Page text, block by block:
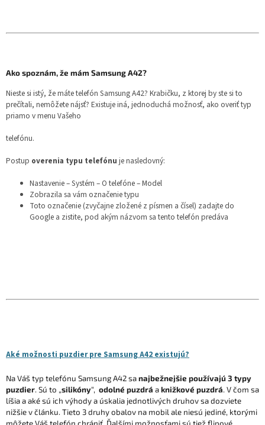
Ako spoznám, že mám Samsung A42?
Nieste si istý, že máte telefón Samsung A42? Krabičku, z ktorej by ste si to
prečítali, nemôžete nájsť? Existuje iná, jednoduchá možnosť, ako overiť typ
priamo v menu Vašeho
telefónu.
Postup overenia typu telefónu je nasledovný:
Nastavenie – Systém – O telefóne – Model
Zobrazila sa vám označenie typu
Toto označenie (zvyčajne zložené z písmen a čísel) zadajte do
Google a zistite, pod akým názvom sa tento telefón predáva
Aké možnosti puzdier pre Samsung A42 existujú?
Na Váš typ telefónu Samsung A42 sanajbežnejšie používajú 3 typy
puzdier. Sú to „silikóny“, odolné puzdrá aknižkové puzdrá. V čom sa
líšia a aké sú ich výhody a úskalia jednotlivých druhov sa dozviete
nižšie v článku. Tieto 3 druhy obalov na mobil ale niesú jediné, ktorými
môžete Váš telefón chrániť. Ďalšími možnosťami sú tiež flipové